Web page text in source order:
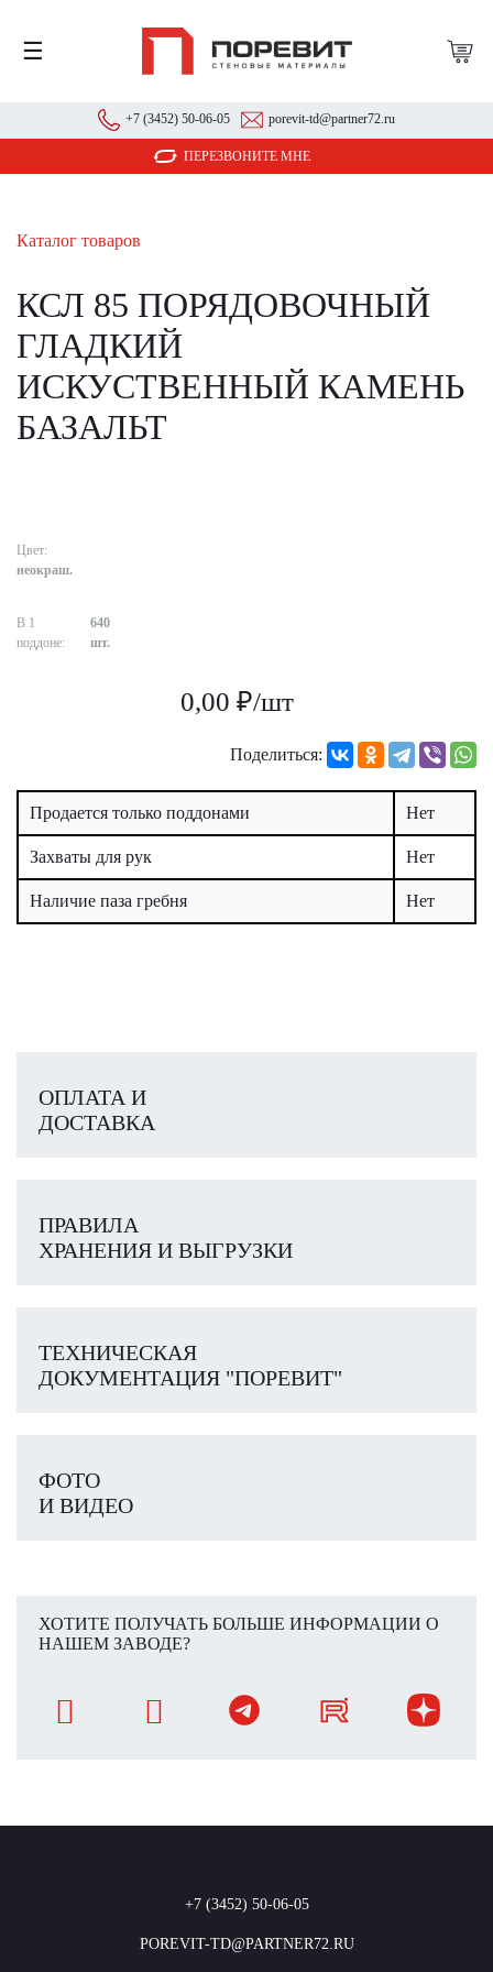
☰
+7 (3452) 50-06-05 porevit-td@partner72.ru
ПЕРЕЗВОНИТЕ МНЕ
Каталог товаров
КСЛ 85 ПОРЯДОВОЧНЫЙ
ГЛАДКИЙ
ИСКУСТВЕННЫЙ КАМЕНЬ
БАЗАЛЬТ
Цвет:
неокраш.
В 1
поддоне:
640
шт.
0,00 ₽/шт
Поделиться:
Продается только поддонами Нет
Захваты для рук Нет
Наличие паза гребня Нет
ОПЛАТА И
ДОСТАВКА
ПРАВИЛА
ХРАНЕНИЯ И ВЫГРУЗКИ
ТЕХНИЧЕСКАЯ
ДОКУМЕНТАЦИЯ "ПОРЕВИТ"
ФОТО
И ВИДЕО
ХОТИТЕ ПОЛУЧАТЬ БОЛЬШЕ ИНФОРМАЦИИ О
НАШЕМ ЗАВОДЕ?
+7 (3452) 50-06-05
POREVIT-TD@PARTNER72.RU